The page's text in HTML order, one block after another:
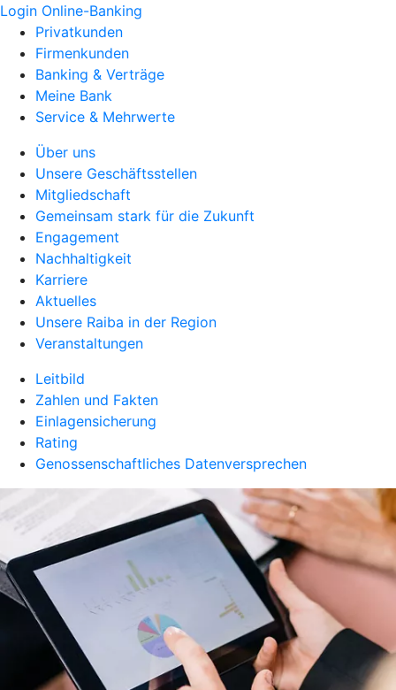
Login Online-Banking
Privatkunden
Firmenkunden
Banking & Verträge
Meine Bank
Service & Mehrwerte
Über uns
Unsere Geschäftsstellen
Mitgliedschaft
Gemeinsam stark für die Zukunft
Engagement
Nachhaltigkeit
Karriere
Aktuelles
Unsere Raiba in der Region
Veranstaltungen
Leitbild
Zahlen und Fakten
Einlagensicherung
Rating
Genossenschaftliches Datenversprechen